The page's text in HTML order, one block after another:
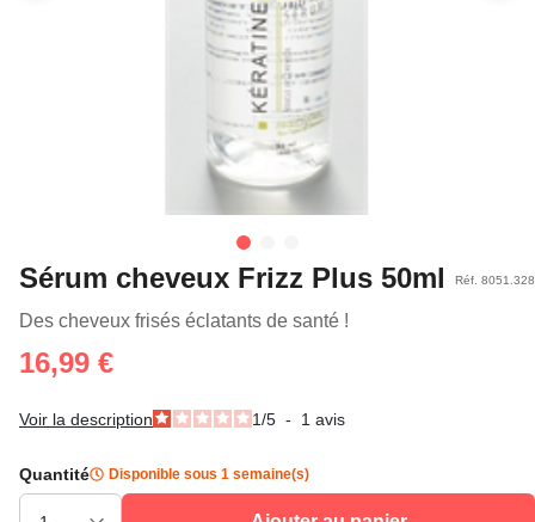
Sérum cheveux Frizz Plus 50ml
Des cheveux frisés éclatants de santé !
Réf. 8051.328
16,99 €
Voir la description 1/5 - 1 avis
Quantité Disponible sous 1 semaine(s)